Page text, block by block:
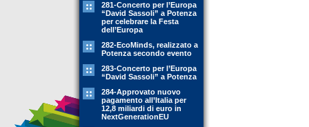
281-Concerto per l’Europa
“David Sassoli” a Potenza
per celebrare la Festa
dell’Europa
282-EcoMinds, realizzato a
Potenza secondo evento
283-Concerto per l’Europa
“David Sassoli” a Potenza
284-Approvato nuovo
pagamento all’Italia per
12,8 miliardi di euro in
NextGenerationEU